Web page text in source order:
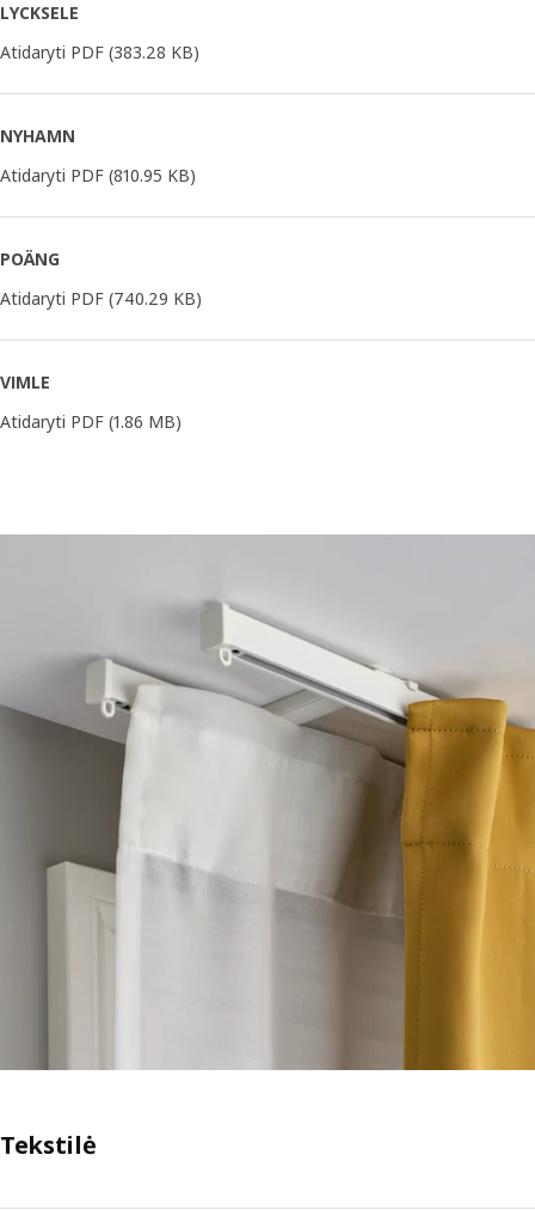
LYCKSELE
Atidaryti PDF (383.28 KB)
NYHAMN
Atidaryti PDF (810.95 KB)
POÄNG
Atidaryti PDF (740.29 KB)
VIMLE
Atidaryti PDF (1.86 MB)
Tekstilė